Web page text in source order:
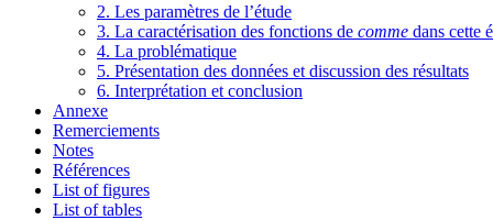
2. Les paramètres de l’étude
3. La caractérisation des fonctions de comme dans cette
4. La problématique
5. Présentation des données et discussion des résultats
6. Interprétation et conclusion
Annexe
Remerciements
Notes
Références
List of figures
List of tables